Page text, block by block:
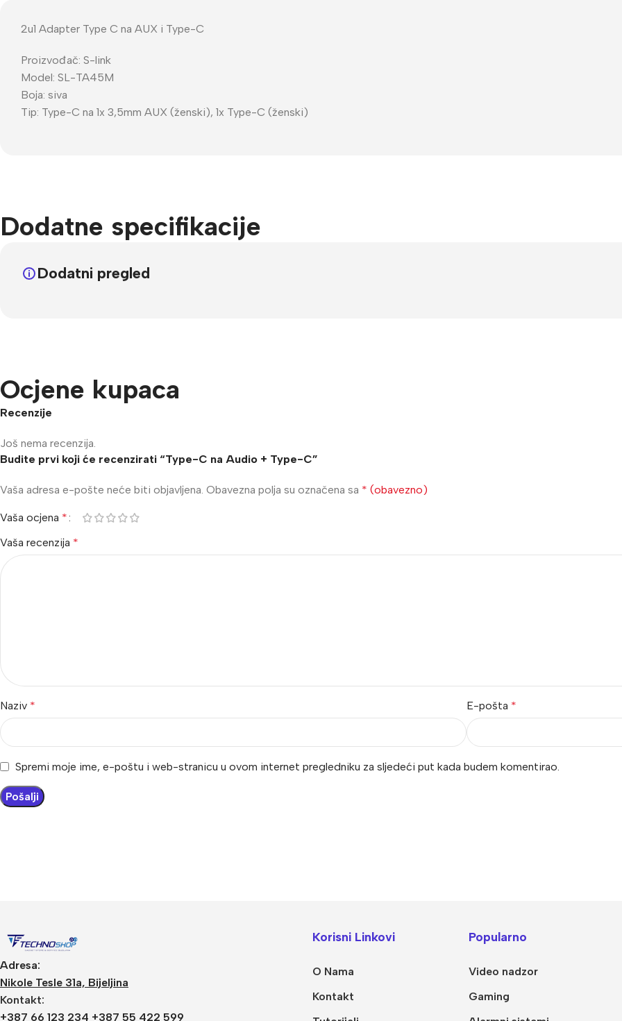
2u1 Adapter Type C na AUX i Type-C
Proizvođač: S-link
Model: SL-TA45M
Boja: siva
Tip: Type-C na 1x 3,5mm AUX (ženski), 1x Type-C (ženski)
Dodatne specifikacije
Dodatni pregled
Ocjene kupaca
Recenzije
Još nema recenzija.
Budite prvi koji će recenzirati “Type-C na Audio + Type-C”
Vaša adresa e-pošte neće biti objavljena. Obavezna polja su označena sa * (obavezno)
Vaša ocjena *
Vaša recenzija *
Naziv * E-pošta *
Spremi moje ime, e-poštu i web-stranicu u ovom internet pregledniku za sljedeći put kada budem komentirao.
Adresa:
Nikole Tesle 31a, Bijeljina
Kontakt:
+387 66 123 234 +387 55 422 599
Korisni Linkovi
O Nama
Kontakt
Popularno
Video nadzor
Gaming